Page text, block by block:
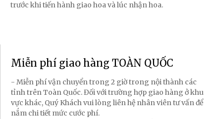
trước khi tiến hành giao hoa và lúc nhận hoa.
Miễn phí giao hàng TOÀN QUỐC
- Miễn phí vận chuyển trong 2 giờ trong nội thành các
tỉnh trên Toàn Quốc. Đối với trường hợp giao hàng ở khu
vực khác, Quý Khách vui lòng liên hệ nhân viên tư vấn để
nắm chi tiết mức cước phí.